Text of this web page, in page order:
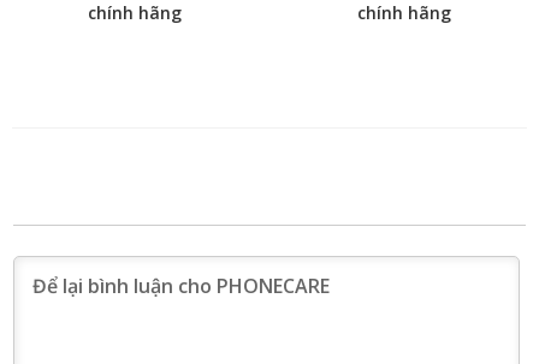
chính hãng
chính hãng